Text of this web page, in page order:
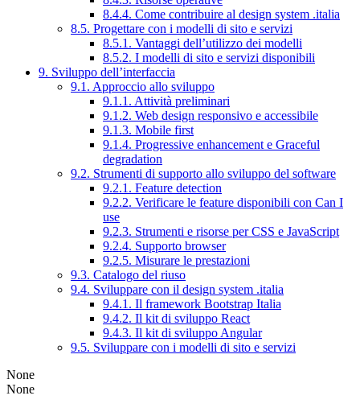
8.4.4. Come contribuire al design system .italia
8.5. Progettare con i modelli di sito e servizi
8.5.1. Vantaggi dell’utilizzo dei modelli
8.5.2. I modelli di sito e servizi disponibili
9. Sviluppo dell’interfaccia
9.1. Approccio allo sviluppo
9.1.1. Attività preliminari
9.1.2. Web design responsivo e accessibile
9.1.3. Mobile first
9.1.4. Progressive enhancement e Graceful
degradation
9.2. Strumenti di supporto allo sviluppo del software
9.2.1. Feature detection
9.2.2. Verificare le feature disponibili con Can I
use
9.2.3. Strumenti e risorse per CSS e JavaScript
9.2.4. Supporto browser
9.2.5. Misurare le prestazioni
9.3. Catalogo del riuso
9.4. Sviluppare con il design system .italia
9.4.1. Il framework Bootstrap Italia
9.4.2. Il kit di sviluppo React
9.4.3. Il kit di sviluppo Angular
9.5. Sviluppare con i modelli di sito e servizi
None
None